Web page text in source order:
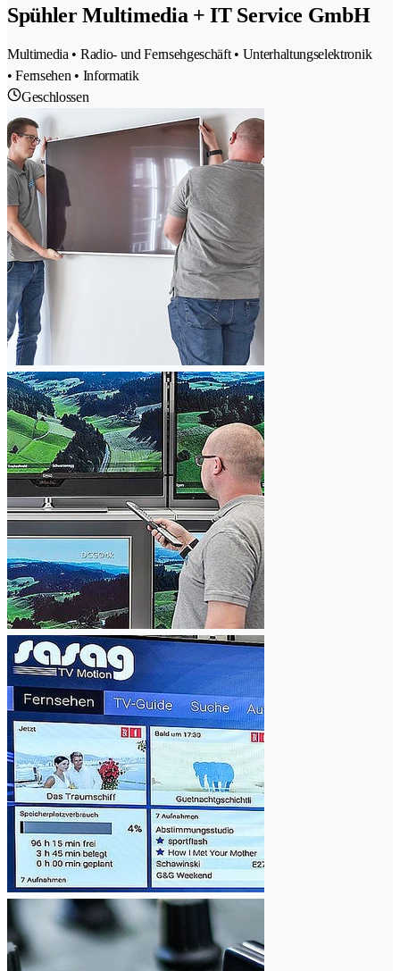
Spühler Multimedia + IT Service GmbH
Multimedia • Radio- und Fernsehgeschäft • Unterhaltungselektronik
• Fernsehen • Informatik
Geschlossen